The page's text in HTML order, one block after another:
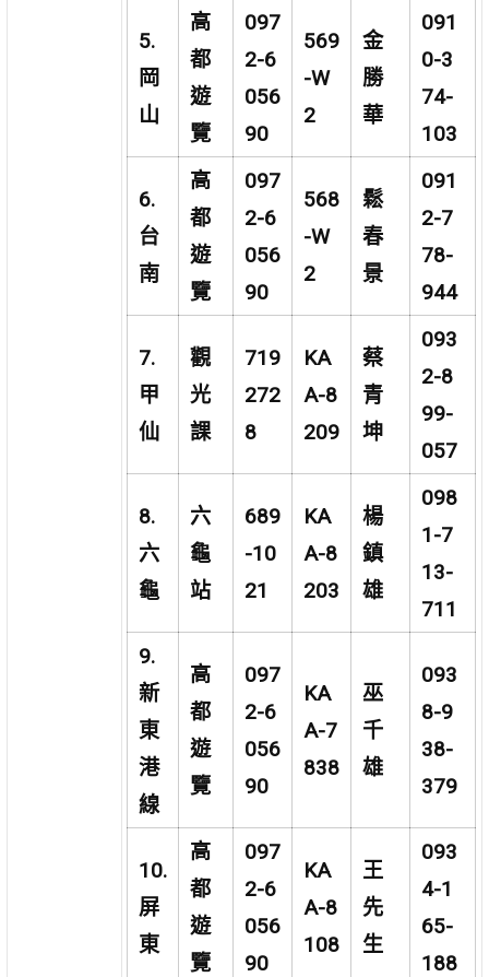
5.
岡
山
高
都
遊
覽
097
2-6
056
90
569
-W
2
金
勝
華
091
0-3
74-
103
6.
台
南
高
都
遊
覽
097
2-6
056
90
568
-W
2
鬆
春
景
091
2-7
78-
944
7.
甲
仙
觀
光
課
719
272
8
KA
A-8
209
蔡
青
坤
093
2-8
99-
057
8.
六
龜
六
龜
站
689
-10
21
KA
A-8
203
楊
鎮
雄
098
1-7
13-
711
9.
新
東
港
線
高
都
遊
覽
097
2-6
056
90
KA
A-7
838
巫
千
雄
093
8-9
38-
379
10.
屏
東
高
都
遊
覽
097
2-6
056
90
KA
A-8
108
王
先
生
093
4-1
65-
188